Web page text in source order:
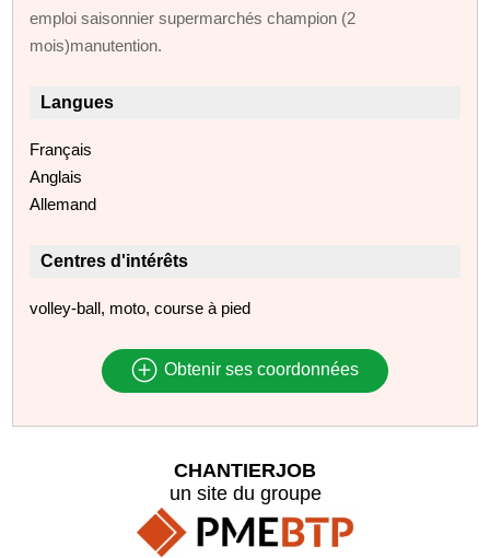
emploi saisonnier supermarchés champion (2
mois)manutention.
Langues
Français
Anglais
Allemand
Centres d'intérêts
volley-ball, moto, course à pied
Obtenir ses coordonnées
CHANTIERJOB
un site du groupe